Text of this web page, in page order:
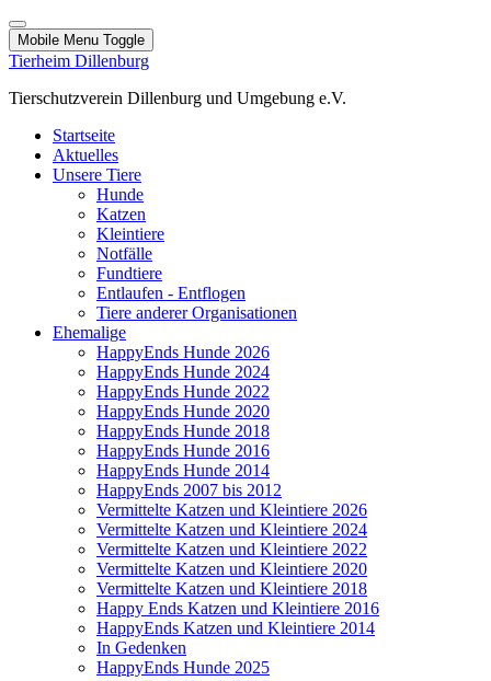
Mobile Menu Toggle
Tierheim Dillenburg
Tierschutzverein Dillenburg und Umgebung e.V.
Startseite
Aktuelles
Unsere Tiere
Hunde
Katzen
Kleintiere
Notfälle
Fundtiere
Entlaufen - Entflogen
Tiere anderer Organisationen
Ehemalige
HappyEnds Hunde 2026
HappyEnds Hunde 2024
HappyEnds Hunde 2022
HappyEnds Hunde 2020
HappyEnds Hunde 2018
HappyEnds Hunde 2016
HappyEnds Hunde 2014
HappyEnds 2007 bis 2012
Vermittelte Katzen und Kleintiere 2026
Vermittelte Katzen und Kleintiere 2024
Vermittelte Katzen und Kleintiere 2022
Vermittelte Katzen und Kleintiere 2020
Vermittelte Katzen und Kleintiere 2018
Happy Ends Katzen und Kleintiere 2016
HappyEnds Katzen und Kleintiere 2014
In Gedenken
HappyEnds Hunde 2025